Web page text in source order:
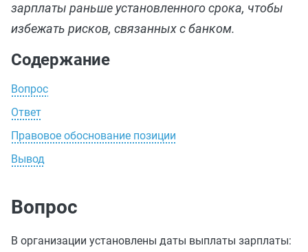
зарплаты раньше установленного срока, чтобы
избежать рисков, связанных с банком.
Содержание
Вопрос
Ответ
Правовое обоснование позиции
Вывод
Вопрос
В организации установлены даты выплаты зарплаты: